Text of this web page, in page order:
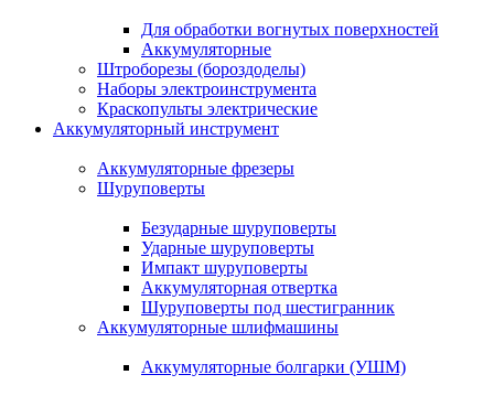
Для обработки вогнутых поверхностей
Аккумуляторные
Штроборезы (бороздоделы)
Наборы электроинструмента
Краскопульты электрические
Аккумуляторный инструмент
Аккумуляторные фрезеры
Шуруповерты
Безударные шуруповерты
Ударные шуруповерты
Импакт шуруповерты
Аккумуляторная отвертка
Шуруповерты под шестигранник
Аккумуляторные шлифмашины
Аккумуляторные болгарки (УШМ)